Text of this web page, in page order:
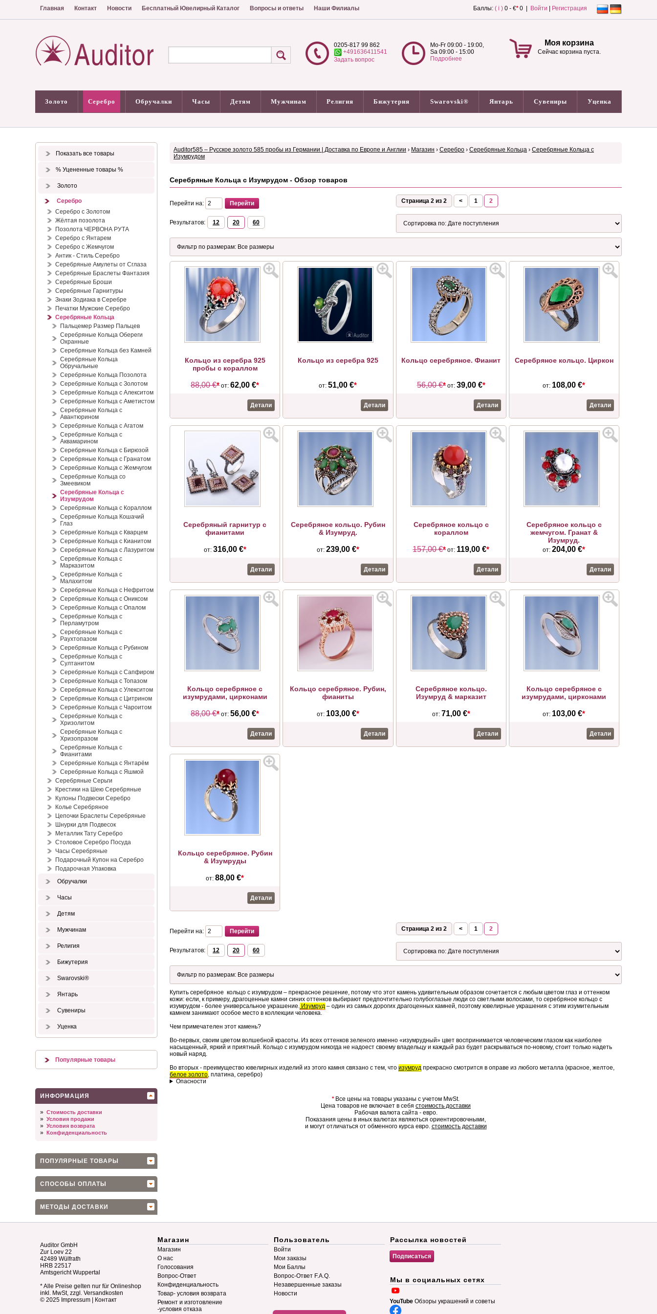
Главная Контакт Новости Бесплатный Ювелирный Каталог Вопросы и ответы Наши Филиалы Баллы: ( i ) 0 - €*0 | Войти Регистрация
0205-817 99 862
+491636411541
Задать вопрос
Mo-Fr 09:00 - 19:00,
Sa 09:00 - 15:00
Подробнее
Моя корзина
Сейчас корзина пуста.
Золото Серебро Обручалки Часы Детям Мужчинам Религия Бижутерия Swarovski® Янтарь Сувениры Уценка
Показать все товары
% Уцененные товары %
Золото
Серебро
Серебро с Золотом
Жёлтая позолота
Позолота ЧЕРВОНА РУТА
Серебро с Янтарем
Серебро с Жемчугом
Антик - Стиль Серебро
Серебряные Амулеты от Сглаза
Серебряные Браслеты Фантазия
Серебряные Броши
Серебряные Гарнитуры
Знаки Зодиака в Серебре
Печатки Мужские Серебро
Серебряные Кольца
Пальцемер Размер Пальцев
Серебряные Кольца Обереги
Охранные
Серебряные Кольца без Камней
Серебряные Кольца
Обручальные
Серебряные Кольца Позолота
Серебряные Кольца с Золотом
Серебряные Кольца с Алекситом
Серебряные Кольца с Аметистом
Серебряные Кольца с
Авантюрином
Серебряные Кольца с Агатом
Серебряные Кольца с
Аквамарином
Серебряные Кольца с Бирюзой
Серебряные Кольца с Гранатом
Серебряные Кольца с Жемчугом
Серебряные Кольца со
Змеевиком
Серебряные Кольца с
Изумрудом
Серебряные Кольца с Кораллом
Серебряные Кольца Кошачий
Глаз
Серебряные Кольца с Кварцем
Серебряные Кольца с Кианитом
Серебряные Кольца с Лазуритом
Серебряные Кольца с
Марказитом
Серебряные Кольца с
Малахитом
Серебряные Кольца с Нефритом
Серебряные Кольца с Ониксом
Серебряные Кольца с Опалом
Серебряные Кольца с
Перламутром
Серебряные Кольца с
Раухтопазом
Серебряные Кольца с Рубином
Серебряные Кольца с
Султанитом
Серебряные Кольца с Сапфиром
Серебряные Кольца с Топазом
Серебряные Кольца с Улекситом
Серебряные Кольца с Цитрином
Серебряные Кольца с Чароитом
Серебряные Кольца с
Хризолитом
Серебряные Кольца с
Хризопразом
Серебряные Кольца с
Фианитами
Серебряные Кольца с Янтарём
Серебряные Кольца с Яшмой
Серебряные Серьги
Крестики на Шею Серебряные
Кулоны Подвески Серебро
Колье Серебряное
Цепочки Браслеты Серебряные
Шнурки для Подвесок
Металлик Тату Серебро
Столовое Серебро Посуда
Часы Серебряные
Подарочный Купон на Серебро
Подарочная Упаковка
Обручалки
Часы
Детям
Мужчинам
Религия
Бижутерия
Swarovski®
Янтарь
Сувениры
Уценка
Популярные товары
ИНФОРМАЦИЯ
» Стоимость доставки
» Условия продажи
» Условия возврата
» Конфиденциальность
ПОПУЛЯРНЫЕ ТОВАРЫ
СПОСОБЫ ОПЛАТЫ
МЕТОДЫ ДОСТАВКИ
Auditor585 – Русское золото 585 пробы из Германии | Доставка по Европе и Англии › Магазин › Серебро › Серебряные Кольца › Серебряные Кольца с
Изумрудом
Серебряные Кольца с Изумрудом - Обзор товаров
Перейти на: Страница 2 из 2 < 1 2
Результатов: 12 20 60
Кольцо из серебра 925
пробы с кораллом
88,00 €*от:62,00 €*
Детали
Кольцо из серебра 925
от:51,00 €*
Детали
Кольцо серебряное. Фианит
56,00 €*от: 39,00 €*
Детали
Серебряное кольцо. Циркон
от: 108,00 €*
Детали
Серебряный гарнитур c
фианитами
от: 316,00 €*
Детали
Серебряное кольцо. Рубин
& Изумруд.
от: 239,00 €*
Детали
Серебряное кольцо с
кораллом
157,00 €*от: 119,00 €*
Детали
Серебряное кольцо с
жемчугом. Гранат &
Изумруд.
от:204,00 €*
Детали
Кольцо серебряное с
изумрудами, цирконами
88,00 €*от:56,00 €*
Детали
Кольцо серебряное. Рубин,
фианиты
от: 103,00 €*
Детали
Серебряное кольцо.
Изумруд & марказит
от: 71,00 €*
Детали
Кольцо серебряное с
изумрудами, цирконами
от: 103,00 €*
Детали
Кольцо серебряное. Рубин
& Изумруды
от:88,00 €*
Детали
Перейти на: Страница 2 из 2 < 1 2
Результатов: 12 20 60
Купить серебряное кольцо с изумрудом – прекрасное решение, потому что этот камень удивительным образом сочетается с любым цветом глаз и оттенком
кожи: если, к примеру, драгоценные камни синих оттенков выбирают предпочтительно голубоглазые люди со светлыми волосами, то серебряное кольцо с
изумрудом - более универсальное украшение. Изумруд – один из самых дорогих драгоценных камней, поэтому ювелирные украшения с этим изумительным
камнем занимают особое место в коллекции человека.
Чем примечателен этот камень?
Во-первых, своим цветом волшебной красоты. Из всех оттенков зеленого именно «изумрудный» цвет воспринимается человеческим глазом как наиболее
насыщенный, яркий и приятный. Кольцо с изумрудом никогда не надоест своему владельцу и каждый раз будет раскрываться по-новому, стоит только надеть
новый наряд.
Во вторых - преимущество ювелирных изделий из этого камня связано с тем, что изумруд прекрасно смотрится в оправе из любого металла (красное, желтое,
белое золото, платина, серебро)
Опасности
*Все цены на товары указаны с учетом MwSt.
Цена товаров не включает в себя стоимость доставки
Рабочая валюта сайта - евро.
Показания цены в иных валютах являються ориентировочными,
и могут отличаться от обменного курса евро. стоимость доставки
Auditor GmbH
Zur Loev 22
42489 Wülfrath
HRB 22517
Amtsgericht Wuppertal
* Alle Preise gelten nur für Onlineshop
inkl. MwSt, zzgl. Versandkosten
© 2025 Impressum Контакт
Магазин
Магазин
О нас
Голосования
Вопрос-Ответ
Конфиденциальность
Товар- условия возврата
Ремонт и изготовление
-условия отказа
Пользователь
Войти
Мои заказы
Мои Баллы
Вопрос-Ответ F.A.Q.
Незавершенные заказы
Новости
Рассылка новостей
Мы в социальных сетях
YouTube Обзоры украшений и советы